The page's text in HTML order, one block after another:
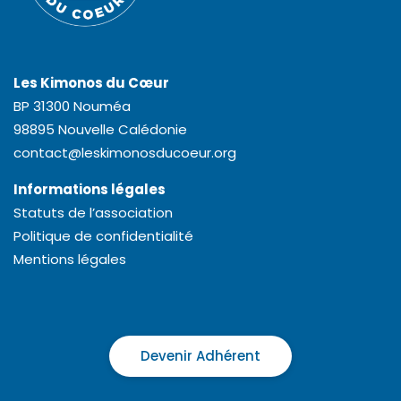
Les Kimonos du Cœur
BP 31300 Nouméa
98895 Nouvelle Calédonie
contact@leskimonosducoeur.org
Informations légales
Statuts de l’association
Politique de confidentialité
Mentions légales
Devenir Adhérent